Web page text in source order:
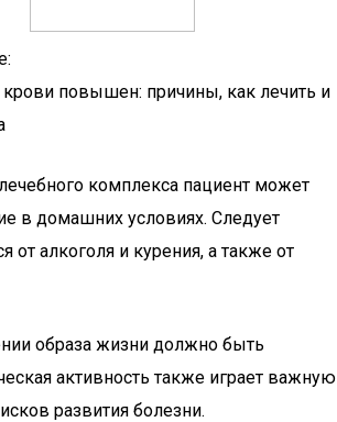
крови повышен: причины, как лечить и
комплекса пациент может
в домашних условиях. Следует
от алкоголя и курения, а также от
образа жизни должно быть
активность также играет важную
развития болезни.